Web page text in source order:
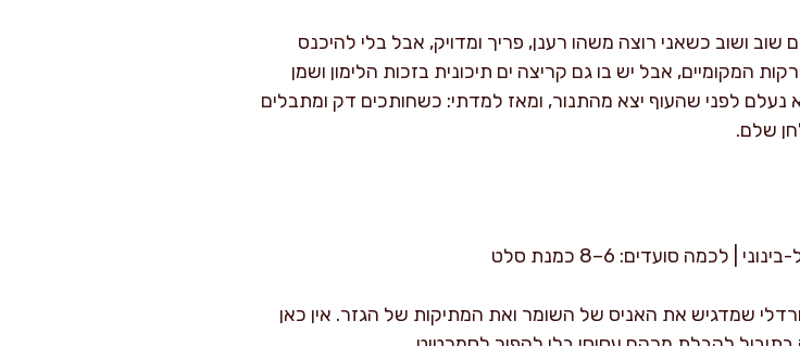
ושוב כשאני רוצה משהו רענן, פריך ומדויק, אבל בלי להיכנס
המקומיים, אבל יש בו גם קריצה ים תיכונית בזכות הלימון ושמן
לפני שהעוף יצא מהתנור, ומאז למדתי: כשחותכים דק ומתבלים
שלם.
שמדגיש את האניס של השומר ואת המתיקות של הגזר. אין כאן